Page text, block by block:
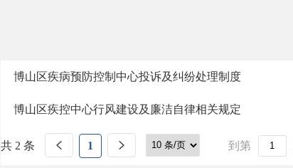
博山区疾病预防控制中心投诉及纠纷处理制度
博山区疾控中心行风建设及廉洁自律相关规定
共 2 条 1 到第